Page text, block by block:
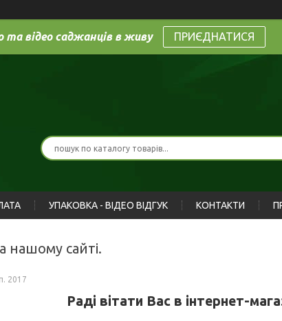
та відео саджанців в живу ПРИЄДНАТИСЯ
УПАКОВКА - ВІДЕО ВІДГУК КОНТАКТИ
нашому сайті.
2017
Раді вітати Вас в інтернет-